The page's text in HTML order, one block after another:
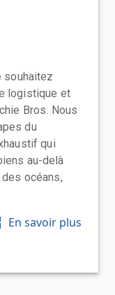
souhaitez
logistique et
Bros. Nous
du
qui
au-delà
océans,
En savoir plus